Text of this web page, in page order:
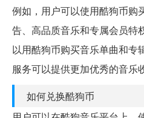
例如，用户可以使用酷狗币购
告、高品质音乐和专属会员特
以用酷狗币购买音乐单曲和专
服务可以提供更加优秀的音乐
如何兑换酷狗币